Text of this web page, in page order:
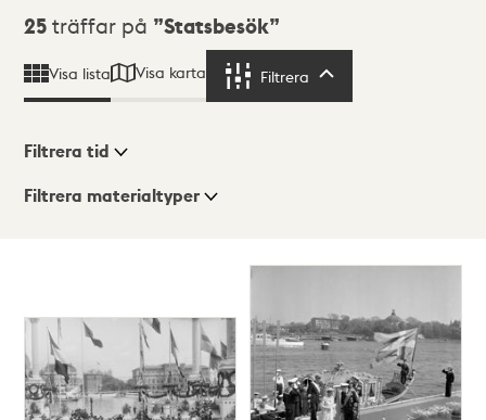
Sökresultat
25 träffar på Statsbesök
Visa lista Visa karta Filtrera
Visningsläge
Filtrera tid
Filtrera materialtyper